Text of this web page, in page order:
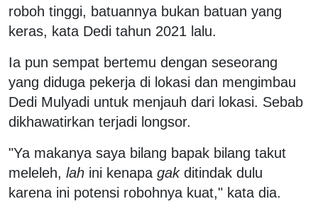
roboh tinggi, batuannya bukan batuan yang
keras, kata Dedi tahun 2021 lalu.
Ia pun sempat bertemu dengan seseorang
yang diduga pekerja di lokasi dan mengimbau
Dedi Mulyadi untuk menjauh dari lokasi. Sebab
dikhawatirkan terjadi longsor.
"Ya makanya saya bilang bapak bilang takut
meleleh, lah ini kenapa gakditindak dulu
karena ini potensi robohnya kuat," kata dia.